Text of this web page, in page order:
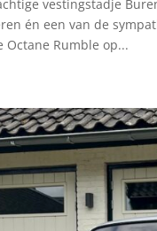
vestingstadje
én een van de
Octane Rumble op...